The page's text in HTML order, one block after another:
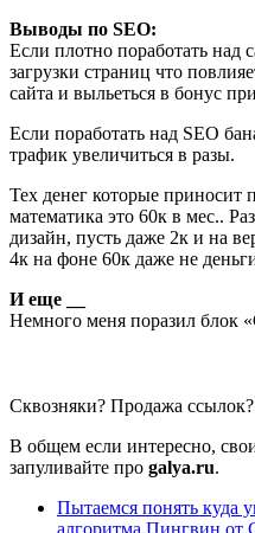
Выводы по SEO:
Если плотно поработать над
загрузки страниц что
сайта и выльеться в бонус
Если поработать над SEO
трафик увеличиться в разы.
Тех денег которые приносит
математика это 60к в мес..
дизайн, пусть даже 2к и на
4к на фоне 60к даже не
И еще __
Немного меня поразил
Сквозняки? Продажа ссылок?
В общем если интересно,
запуливайте про galya.ru.
Пытаемся понять куда
алгоритма Пингвин от